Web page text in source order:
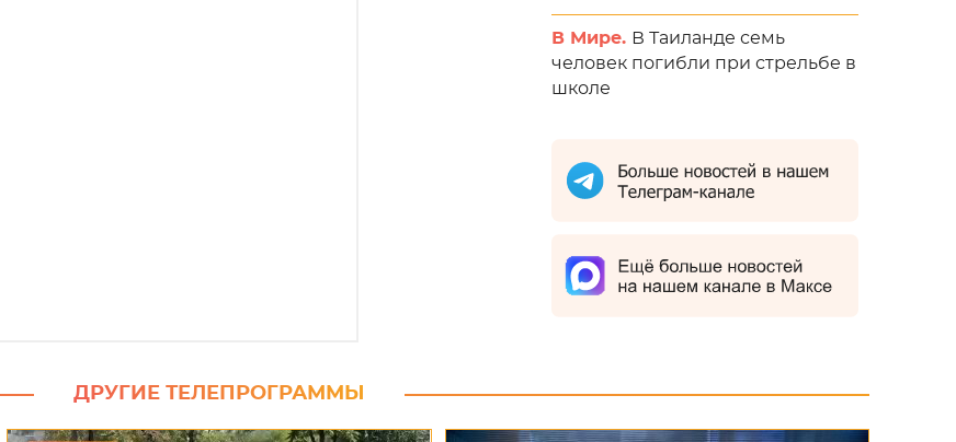
В Мире. В Таиланде семь
человек погибли при стрельбе в
школе
ДРУГИЕ ТЕЛЕПРОГРАММЫ